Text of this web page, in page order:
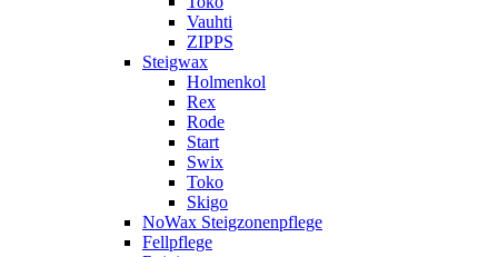
Vauhti
ZIPPS
Steigwax
Holmenkol
Rex
Rode
Start
Swix
Toko
Skigo
NoWax Steigzonenpflege
Fellpflege